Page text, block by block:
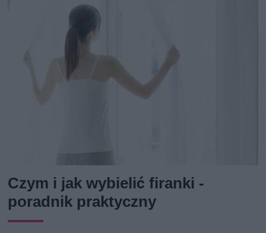
Czym i jak wybielić firanki -
poradnik praktyczny